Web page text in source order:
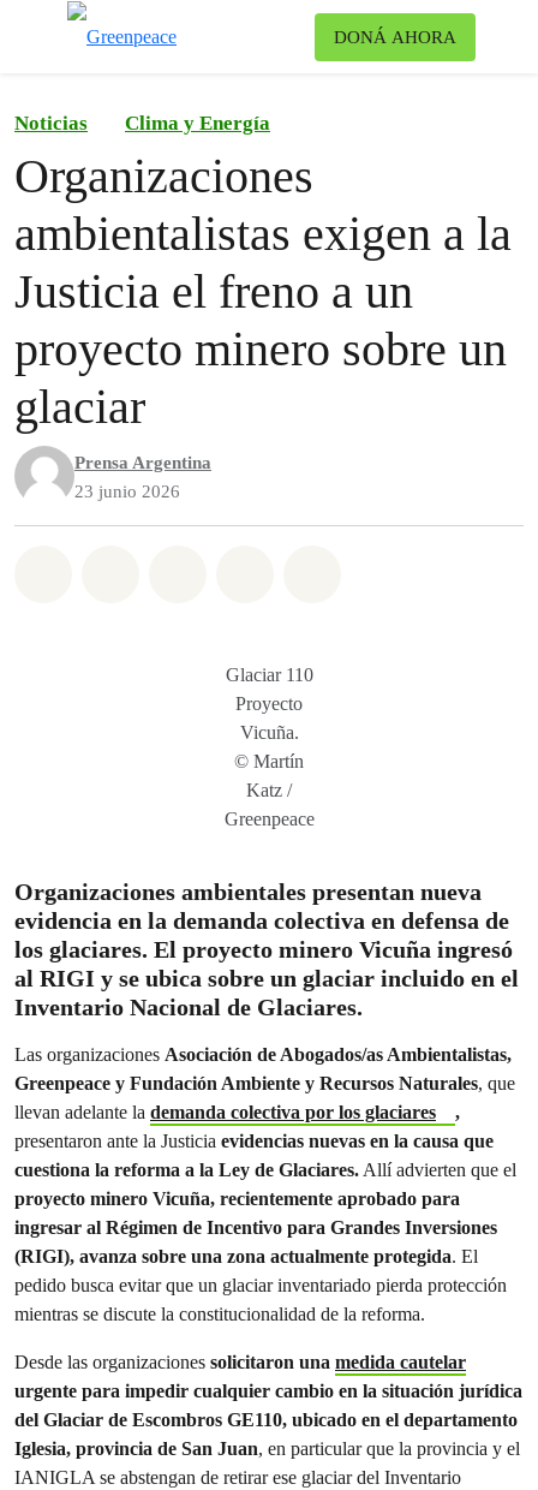
DONÁ AHORA
Noticias Clima y Energía
Organizaciones
ambientalistas exigen a la
Justicia el freno a un
proyecto minero sobre un
glaciar
Prensa Argentina
23 junio 2026
Glaciar 110
Proyecto
Vicuña.
© Martín
Katz /
Greenpeace
Organizaciones ambientales presentan nueva
evidencia en la demanda colectiva en defensa de
los glaciares. El proyecto minero Vicuña ingresó
al RIGI y se ubica sobre un glaciar incluido en el
Inventario Nacional de Glaciares.
Las organizaciones Asociación de Abogados/as Ambientalistas,
Greenpeace y Fundación Ambiente y Recursos Naturales, que
llevan adelante la demanda colectiva por los glaciares
,
presentaron ante la Justicia evidencias nuevas en la causa que
cuestiona la reforma a la Ley de Glaciares.Allí advierten que el
proyecto minero Vicuña, recientemente aprobado para
ingresar al Régimen de Incentivo para Grandes Inversiones
(RIGI), avanza sobre una zona actualmente protegida. El
pedido busca evitar que un glaciar inventariado pierda protección
mientras se discute la constitucionalidad de la reforma.
Desde las organizaciones solicitaron una medida cautelar
urgente para impedir cualquier cambio en la situación jurídica
del Glaciar de Escombros GE110, ubicado en el departamento
Iglesia, provincia de San Juan, en particular que la provincia y el
IANIGLA se abstengan de retirar ese glaciar del Inventario